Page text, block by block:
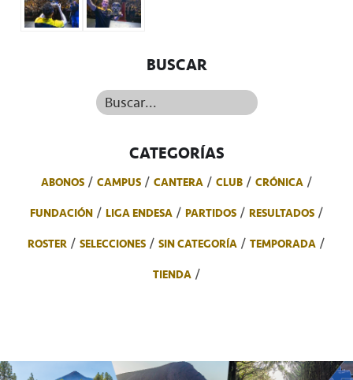
BUSCAR
Buscar...
CATEGORÍAS
ABONOS CAMPUS CANTERA CLUB
CRÓNICA
FUNDACIÓN
LIGA ENDESA PARTIDOS
RESULTADOS
ROSTER
SELECCIONES SIN CATEGORÍA
TEMPORADA
TIENDA